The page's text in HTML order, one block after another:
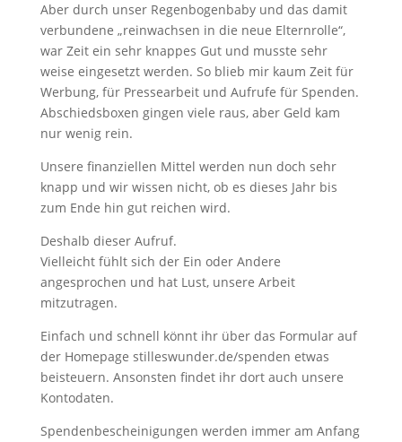
Aber durch unser Regenbogenbaby und das damit
verbundene „reinwachsen in die neue Elternrolle“,
war Zeit ein sehr knappes Gut und musste sehr
weise eingesetzt werden. So blieb mir kaum Zeit für
Werbung, für Pressearbeit und Aufrufe für Spenden.
Abschiedsboxen gingen viele raus, aber Geld kam
nur wenig rein.
Unsere finanziellen Mittel werden nun doch sehr
knapp und wir wissen nicht, ob es dieses Jahr bis
zum Ende hin gut reichen wird.
Deshalb dieser Aufruf.
Vielleicht fühlt sich der Ein oder Andere
angesprochen und hat Lust, unsere Arbeit
mitzutragen.
Einfach und schnell könnt ihr über das Formular auf
der Homepage stilleswunder.de/spenden etwas
beisteuern. Ansonsten findet ihr dort auch unsere
Kontodaten.
Spendenbescheinigungen werden immer am Anfang